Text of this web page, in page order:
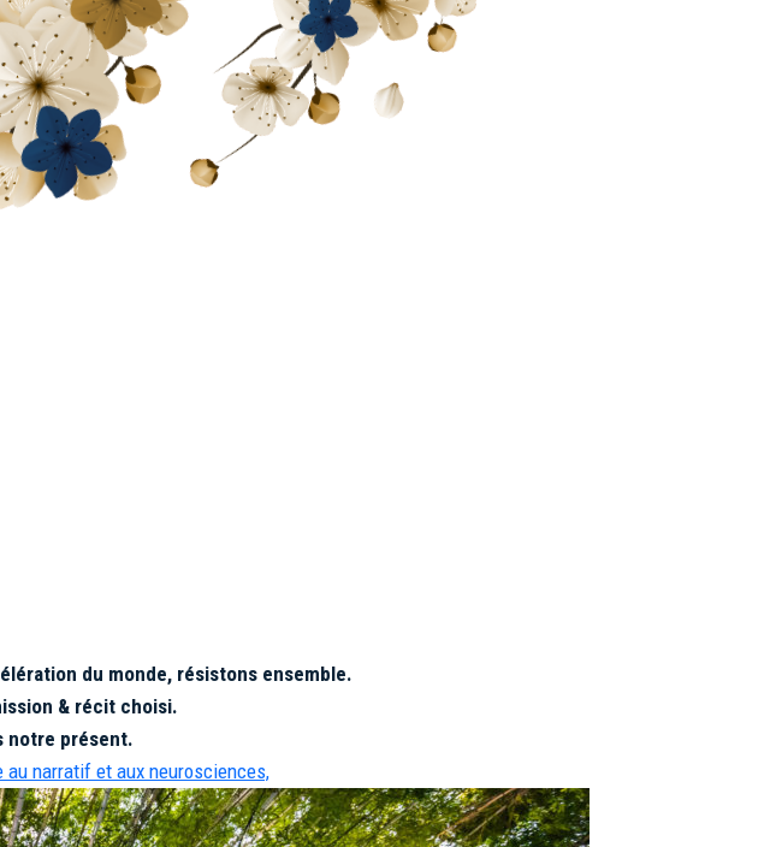
du monde, résistons ensemble.
& récit choisi.
notre présent.
narratif et aux neurosciences,